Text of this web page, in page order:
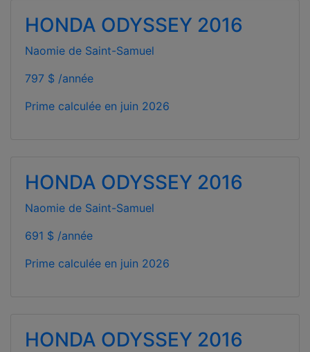
HONDA ODYSSEY 2016
Naomie de Saint-Samuel
797 $ /année
Prime calculée en juin 2026
HONDA ODYSSEY 2016
Naomie de Saint-Samuel
691 $ /année
Prime calculée en juin 2026
HONDA ODYSSEY 2016